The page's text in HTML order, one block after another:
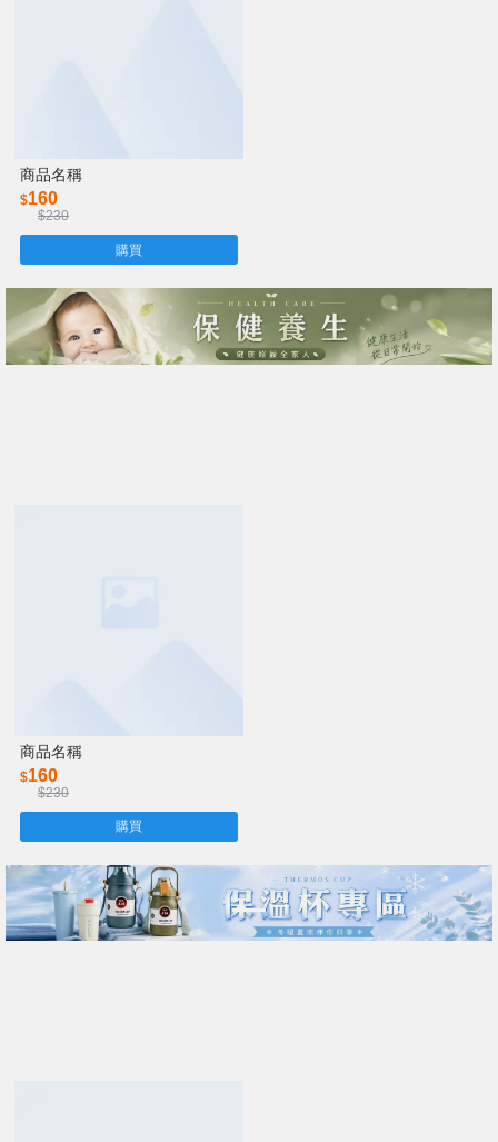
商品名稱
$160
$230
購買
商品名稱
$160
$230
購買